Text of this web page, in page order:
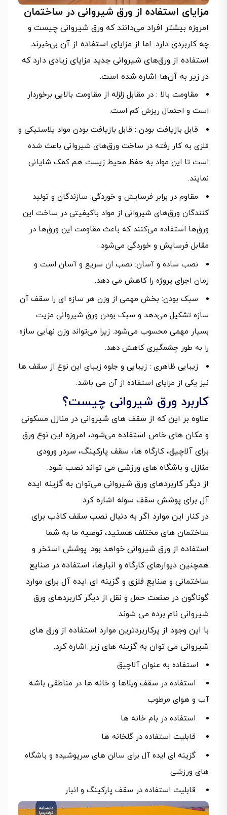
مزایای استفاده از ورق شیروانی در ساختمان
امروزه بیشتر افراد می‌دانند که ورق شیروانی چیست و
چه کاربردی دارد. اما از مزایای استفاده از آن بی‌خبرند.
استفاده از ورق‌های شیروانی جدید مزایای زیادی دارد که
در زیر به آن‌ها اشاره شده است.
مقاومت بالا : در مقابل زلزله از مقاومت بالایی برخوردار
است و احتمال ریزش کم است.
قابل بازیافت بودن : قابل بازیافت بودن مواد پلاستیکی و
فلزی به کار رفته در ساخت ورق‌های شیروانی باعث شده
است تا این مواد به حفظ محیط زیست هم کمک شایانی
نمایند.
مقاوم در برابر فرسایش و خوردگی: سازندگان و تولید
کنندگان ورق‌های شیروانی از مواد باکیفیتی در ساخت این
ورق‌ها استفاده می‌کنند که باعث مقاومت این ورق‌ها در
مقابل فرسایش و خوردگی می‌شود.
نصب ساده و آسان: نصب ان سریع و آسان است و
زمان اجرای پروژه را کاهش می دهد.
سبک بودن: بخش مهمی از وزن هر سازه ای را سقف آن
سازه تشکیل می‌دهد و سبک بودن ورق شیروانی مزیت
بسیار مهمی محسوب می‌شود. زیرا می‌تواند وزن نهایی سازه
را به طور چشمگیری کاهش دهد.
زیبایی ظاهری : زیبایی و جلوه زیبای این نوع از سقف ها
نیز یکی از مزایای استفاده از آن می باشد.
کاربرد ورق شیروانی چیست؟
علاوه بر این که از سقف های شیروانی در منازل مسکونی
و مکان های خاص استفاده می‌شود، امروزه این نوع ورق
برای آلاچیق، کارگاه ها، سقف پارکینگ، سردر ورودی
منازل و باشگاه های ورزشی می ‌تواند نصب شود.
از دیگر کاربردهای ورق شیروانی می‌توان به گزینه ایده
آل برای پوشش سقف سوله اشاره کرد.
در کنار این موارد اگر به دنبال نصب سقف کاذب برای
ساختمان های مختلف هستید، توصیه ما به شما
استفاده از ورق شیروانی خواهد بود. پوشش استخر و
همچنین دیوارهای کارگاه و انبارها، استفاده در صنایع
ساختمانی و صنایع فلزی و گزینه ای ایده‌ آل برای موارد
گوناگون در صنعت حمل و نقل از دیگر کاربردهای ورق
شیروانی نام برده می شوند.
با این وجود از پرکاربردترین موارد استفاده از ورق های
شیروانی می توان به گزینه های زیر اشاره کرد.
استفاده به عنوان آلاچیق
استفاده در سقف ویلاها و خانه ها در مناطقی باشه
آب و هوای مرطوب
استفاده در بام خانه ها
قابلیت استفاده در گلخانه ها
گزینه ای ایده آل برای سالن های سرپوشیده و باشگاه
های ورزشی
قابلیت استفاده در سقف پارکینگ و انبار